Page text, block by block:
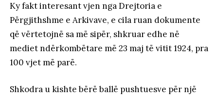
Ky fakt interesant vjen nga Drejtoria e
Përgjithshme e Arkivave, e cila ruan dokumente
që vërtetojnë sa më sipër, shkruar edhe në
mediet ndërkombëtare më 23 maj të vitit 1924, pra
100 vjet më parë.
Shkodra u kishte bërë ballë pushtuesve për një